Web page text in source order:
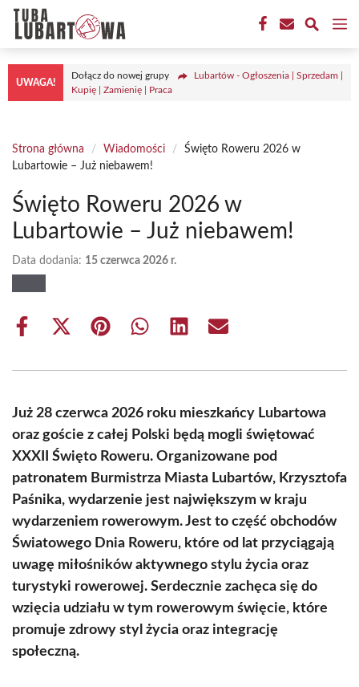
Przejdź
treści
UWAGA!
Dołącz do nowej grupy
Lubartów - Ogłoszenia | Sprzedam |
Kupię | Zamienię | Praca
Strona główna / Wiadomości /
Święto Roweru 2026 w
Lubartowie – Już niebawem!
Święto Roweru 2026 w
Lubartowie – Już niebawem!
Data dodania: 15 czerwca 2026 r.
Share
Share
(Twitter)
Share Share Share Share
Już 28 czerwca 2026 roku mieszkańcy Lubartowa
oraz goście z całej Polski będą mogli świętować
XXXII Święto Roweru. Organizowane pod
patronatem Burmistrza Miasta Lubartów, Krzysztofa
Paśnika, wydarzenie jest największym w kraju
wydarzeniem rowerowym. Jest to część obchodów
Światowego Dnia Roweru, które od lat przyciągają
uwagę miłośników aktywnego stylu życia oraz
turystyki rowerowej. Serdecznie zachęca się do
wzięcia udziału w tym rowerowym święcie, które
promuje zdrowy styl życia oraz integrację
społeczną.